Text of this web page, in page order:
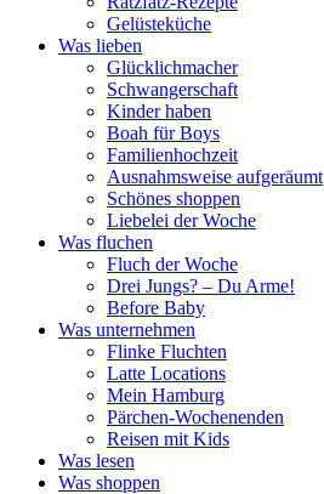
Gelüsteküche
Was lieben
Glücklichmacher
Schwangerschaft
Kinder haben
Boah für Boys
Familienhochzeit
Ausnahmsweise aufgeräumt
Schönes shoppen
Liebelei der Woche
Was fluchen
Fluch der Woche
Drei Jungs? – Du Arme!
Before Baby
Was unternehmen
Flinke Fluchten
Latte Locations
Mein Hamburg
Pärchen-Wochenenden
Reisen mit Kids
Was lesen
Was shoppen